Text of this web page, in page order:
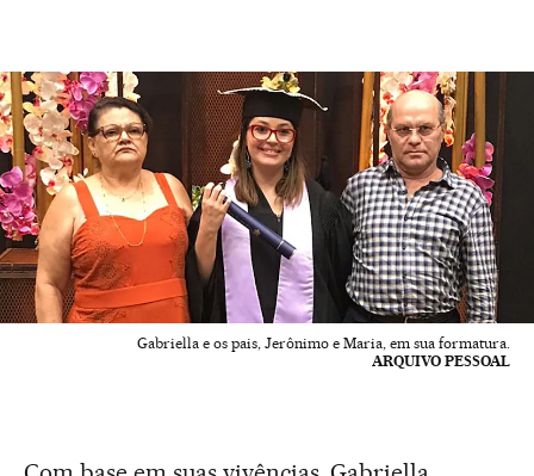
Gabriella e os pais, Jerônimo e Maria, em sua formatura.
ARQUIVO PESSOAL